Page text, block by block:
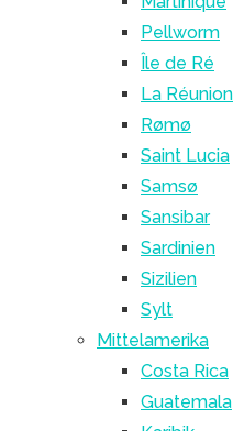
Pellworm
Île de Ré
La Réunion
Rømø
Saint Lucia
Samsø
Sansibar
Sardinien
Sizilien
Sylt
Mittelamerika
Costa Rica
Guatemala